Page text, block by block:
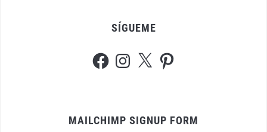
SÍGUEME
FacebookInstagram
X Pinterest
MAILCHIMP SIGNUP FORM